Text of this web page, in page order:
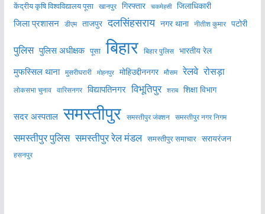
केंद्रीय कृषि विश्वविद्यालय पूसा खानपुर गिरफ्तार चकमेहसी जिलाधिकारी
जिला प्रशासन डीएम ताजपुर दलसिंहसराय नगर थाना नीतीश कुमार पटोरी
पुलिस पुलिस अधीक्षक पूसा बिहार बिहार पुलिस भारतीय रेल
मुफस्सिल थाना मुसरीघरारी मोहनपुर मोहिउद्दीननगर मौसम रेलवे रोसड़ा
लोकसभा चुनाव वारिसनगर विद्यापतिनगर विभूतिपुर शराब शिक्षा विभाग
सदर अस्पताल समस्तीपुर समस्तीपुर जंक्शन समस्तीपुर नगर निगम
समस्तीपुर पुलिस समस्तीपुर रेल मंडल समस्तीपुर समाचार सरायरंजन
हसनपुर